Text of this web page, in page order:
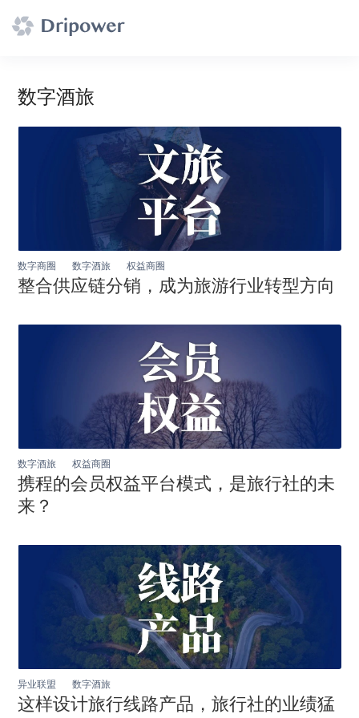
数字酒旅
数字商圈 数字酒旅 权益商圈
整合供应链分销，成为旅游行业转型方向
数字酒旅 权益商圈
携程的会员权益平台模式，是旅行社的未
来？
异业联盟 数字酒旅
这样设计旅行线路产品，旅行社的业绩猛